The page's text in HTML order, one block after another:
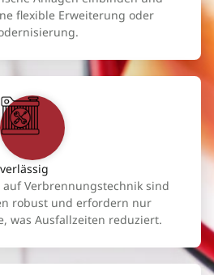
flexible Erweiterung oder
Verbrennungstechnik sind
robust und erfordern nur
was Ausfallzeiten reduziert.